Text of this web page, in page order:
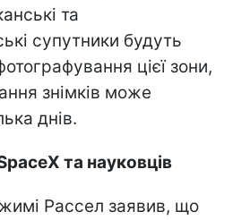
та
супутники будуть
цієї зони,
знімків може
днів.
та науковців
Рассел заявив, що